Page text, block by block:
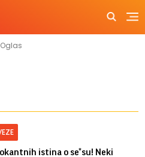
istina o se*su! Neki